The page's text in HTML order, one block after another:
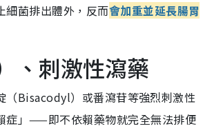
細菌排出體外，反而會加重並延長腸胃
、刺激性瀉藥
（Bisacodyl）或番瀉苷等強烈刺激性
症」——即不依賴藥物就完全無法排便